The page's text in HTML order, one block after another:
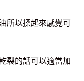
所以揉起來感覺可
裂的話可以適當加